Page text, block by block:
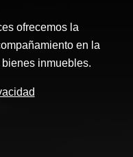
ofrecemos la
en la
inmuebles.